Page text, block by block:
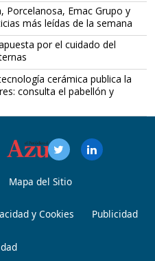
Porcelanosa, Emac Grupo y
más leídas de la semana
por el cuidado del
cerámica publica la
consulta el pabellón y
Mapa del Sitio
y Cookies Publicidad